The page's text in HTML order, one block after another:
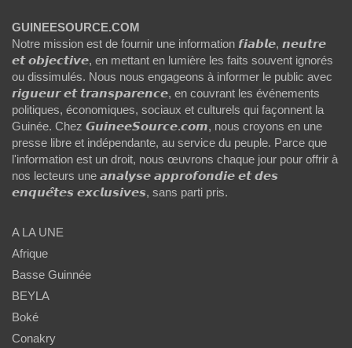
GUINEESOURCE.COM
Notre mission est de fournir une information 𝙛𝙞𝙖𝙗𝙡𝙚, 𝙣𝙚𝙪𝙩𝙧𝙚
𝙚𝙩 𝙤𝙗𝙟𝙚𝙘𝙩𝙞𝙫𝙚, en mettant en lumière les faits souvent ignorés
ou dissimulés. Nous nous engageons à informer le public avec
𝙧𝙞𝙜𝙪𝙚𝙪𝙧 𝙚𝙩 𝙩𝙧𝙖𝙣𝙨𝙥𝙖𝙧𝙚𝙣𝙘𝙚, en couvrant les événements
politiques, économiques, sociaux et culturels qui façonnent la
Guinée. Chez 𝙂𝙪𝙞𝙣𝙚𝙚𝙎𝙤𝙪𝙧𝙘𝙚.𝙘𝙤𝙢, nous croyons en une
presse libre et indépendante, au service du peuple. Parce que
l'information est un droit, nous œuvrons chaque jour pour offrir à
nos lecteurs une 𝙖𝙣𝙖𝙡𝙮𝙨𝙚 𝙖𝙥𝙥𝙧𝙤𝙛𝙤𝙣𝙙𝙞𝙚 𝙚𝙩 𝙙𝙚𝙨
𝙚𝙣𝙦𝙪𝙚̂𝙩𝙚𝙨 𝙚𝙭𝙘𝙡𝙪𝙨𝙞𝙫𝙚𝙨, sans parti pris.
A LA UNE
Afrique
Basse Guinnée
BEYLA
Boké
Conakry